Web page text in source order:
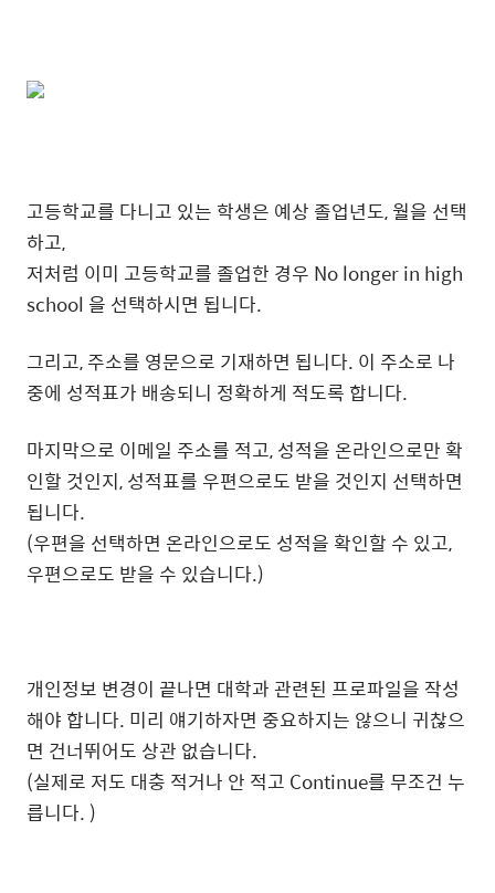
고등학교를 다니고 있는 학생은 예상 졸업년도, 월을 선택
하고,
저처럼 이미 고등학교를 졸업한 경우 No longer in high
school 을 선택하시면 됩니다.
그리고, 주소를 영문으로 기재하면 됩니다. 이 주소로 나
중에 성적표가 배송되니 정확하게 적도록 합니다.
마지막으로 이메일 주소를 적고, 성적을 온라인으로만 확
인할 것인지, 성적표를 우편으로도 받을 것인지 선택하면
됩니다.
(우편을 선택하면 온라인으로도 성적을 확인할 수 있고,
우편으로도 받을 수 있습니다.)
개인정보 변경이 끝나면 대학과 관련된 프로파일을 작성
해야 합니다. 미리 얘기하자면 중요하지는 않으니 귀찮으
면 건너뛰어도 상관 없습니다.
(실제로 저도 대충 적거나 안 적고 Continue를 무조건 누
릅니다. )